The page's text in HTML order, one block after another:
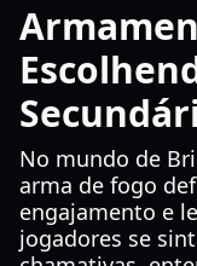
No mundo de
arma de fogo
engajamento e
jogadores se